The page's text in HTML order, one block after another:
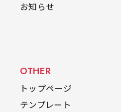
お知らせ
OTHER
トップページ
テンプレート